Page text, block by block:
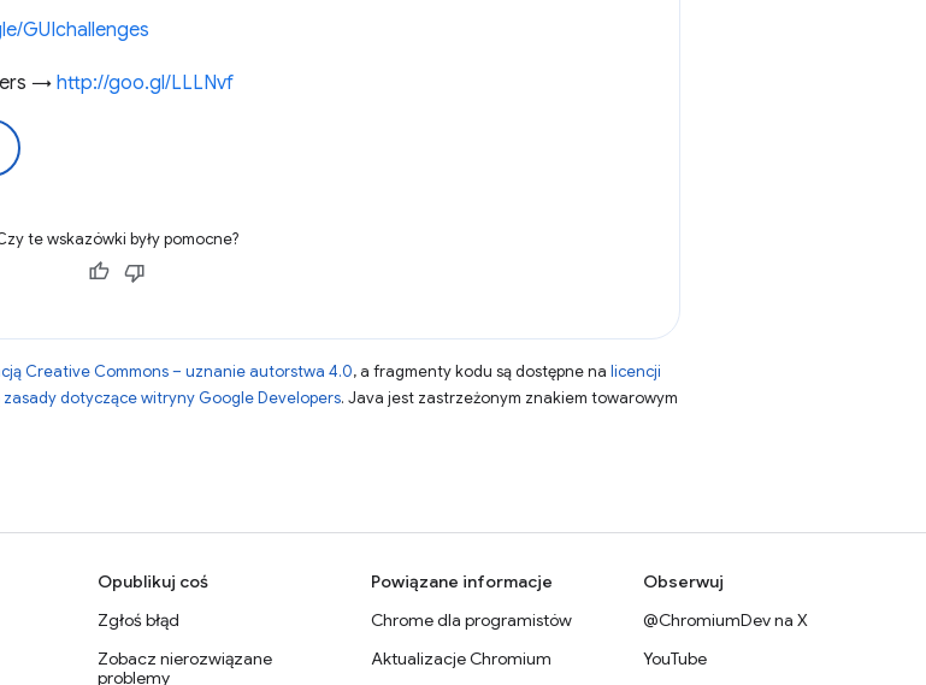
GUIchallenges
→ http://goo.gl/LLLNvf
te wskazówki były pomocne?
Creative Commons – uznanie autorstwa 4.0, a fragmenty kodu są dostępne na licencji
zasady dotyczące witryny Google Developers. Java jest zastrzeżonym znakiem towarowym
Opublikuj coś
Zgłoś błąd
Zobacz nierozwiązane
problemy
Powiązane informacje
Chrome dla programistów
Aktualizacje Chromium
Obserwuj
@ChromiumDev na X
YouTube